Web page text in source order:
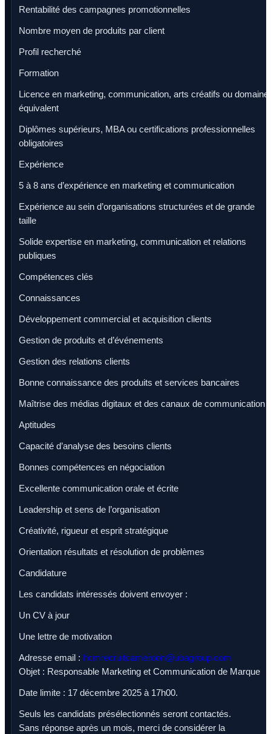
Rentabilité des campagnes promotionnelles
Nombre moyen de produits par client
Profil recherché
Formation
Licence en marketing, communication, arts créatifs ou domaine
équivalent
Diplômes supérieurs, MBA ou certifications professionnelles
obligatoires
Expérience
5 à 8 ans d’expérience en marketing et communication
Expérience au sein d’organisations structurées et de grande
taille
Solide expertise en marketing, communication et relations
publiques
Compétences clés
Connaissances
Développement commercial et acquisition clients
Gestion de produits et d’événements
Gestion des relations clients
Bonne connaissance des produits et services bancaires
Maîtrise des médias digitaux et des canaux de communication
Aptitudes
Capacité d’analyse des besoins clients
Bonnes compétences en négociation
Excellente communication orale et écrite
Leadership et sens de l’organisation
Créativité, rigueur et esprit stratégique
Orientation résultats et résolution de problèmes
Candidature
Les candidats intéressés doivent envoyer :
Un CV à jour
Une lettre de motivation
Adresse email : hcmrecruitcameroon@ubagroup.com
Objet : Responsable Marketing et Communication de Marque
Date limite : 17 décembre 2025 à 17h00.
Seuls les candidats présélectionnés seront contactés.
Sans réponse après un mois, merci de considérer la